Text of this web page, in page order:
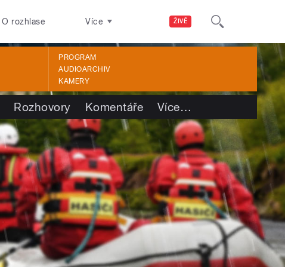
ŽIVĚ
O rozhlase Více
PROGRAM
AUDIOARCHIV
KAMERY
Rozhovory Komentáře Více…